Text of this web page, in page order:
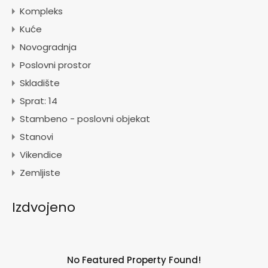
Kompleks
Kuće
Novogradnja
Poslovni prostor
Skladište
Sprat: 14
Stambeno - poslovni objekat
Stanovi
Vikendice
Zemljiste
Izdvojeno
No Featured Property Found!